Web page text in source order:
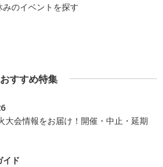
みのイベントを探す
おすすめ特集
大会情報をお届け！開催・中止・延期
イド